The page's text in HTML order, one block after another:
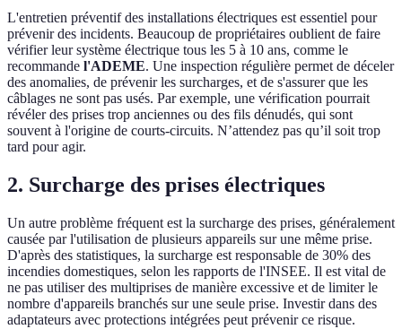
L'entretien préventif des installations électriques est essentiel pour
prévenir des incidents. Beaucoup de propriétaires oublient de faire
vérifier leur système électrique tous les 5 à 10 ans, comme le
recommande l'ADEME. Une inspection régulière permet de déceler
des anomalies, de prévenir les surcharges, et de s'assurer que les
câblages ne sont pas usés. Par exemple, une vérification pourrait
révéler des prises trop anciennes ou des fils dénudés, qui sont
souvent à l'origine de courts-circuits. N’attendez pas qu’il soit trop
tard pour agir.
2. Surcharge des prises électriques
Un autre problème fréquent est la surcharge des prises, généralement
causée par l'utilisation de plusieurs appareils sur une même prise.
D'après des statistiques, la surcharge est responsable de 30% des
incendies domestiques, selon les rapports de l'INSEE. Il est vital de
ne pas utiliser des multiprises de manière excessive et de limiter le
nombre d'appareils branchés sur une seule prise. Investir dans des
adaptateurs avec protections intégrées peut prévenir ce risque.